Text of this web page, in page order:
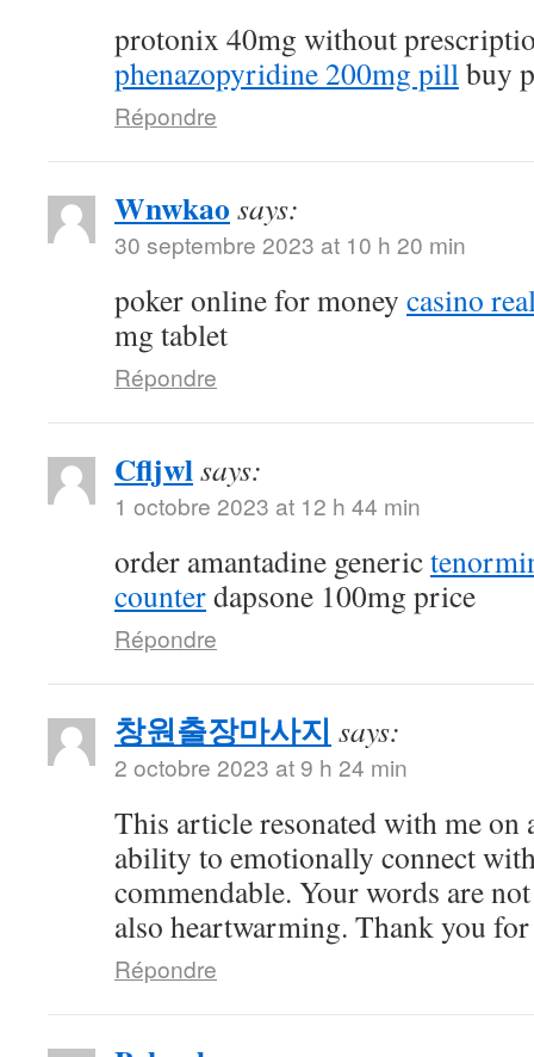
protonix 40mg without
phenazopyridine 200mg pillbuy
Répondre
Wnwkao says:
30 septembre 2023 at 10 h 20 min
poker online for money casino
mg tablet
Répondre
Cfljwlsays:
1 octobre 2023 at 12 h 44 min
order amantadine generic
counterdapsone 100mg price
Répondre
창원출장마사지 says:
2 octobre 2023 at 9 h 24 min
This article resonated with me on
ability to emotionally connect
commendable. Your words are
also heartwarming. Thank you
Répondre